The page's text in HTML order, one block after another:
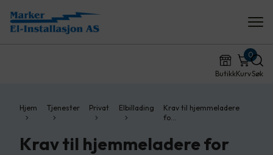
ButikkKurv
0
Søk
Hjem Tjenester Privat Elbillading
Krav til hjemmeladere
fo…
Krav til hjemmeladere for